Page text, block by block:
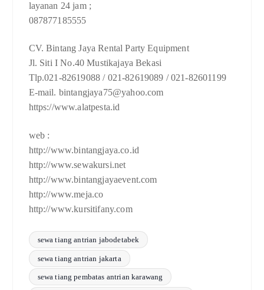
layanan 24 jam ;
087877185555
CV. Bintang Jaya Rental Party Equipment
Jl. Siti I No.40 Mustikajaya Bekasi
Tlp.021-82619088 / 021-82619089 / 021-82601199
E-mail. bintangjaya75@yahoo.com
https://www.alatpesta.id
web :
http://www.bintangjaya.co.id
http://www.sewakursi.net
http://www.bintangjayaevent.com
http://www.meja.co
http://www.kursitifany.com
sewa tiang antrian jabodetabek
sewa tiang antrian jakarta
sewa tiang pembatas antrian karawang